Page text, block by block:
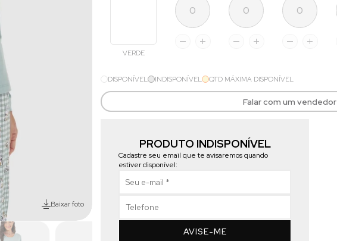
Baixar foto
VERDE
DISPONÍVEL INDISPONÍVEL QTD MÁXIMA DISPONÍVEL
Falar com um vendedor
PRODUTO INDISPONÍVEL
Cadastre seu email que te avisaremos quando
estiver disponível:
AVISE-ME